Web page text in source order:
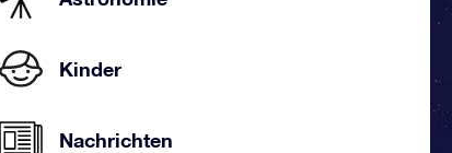
Kinder
Nachrichten